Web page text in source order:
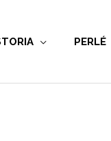
PERLÉ